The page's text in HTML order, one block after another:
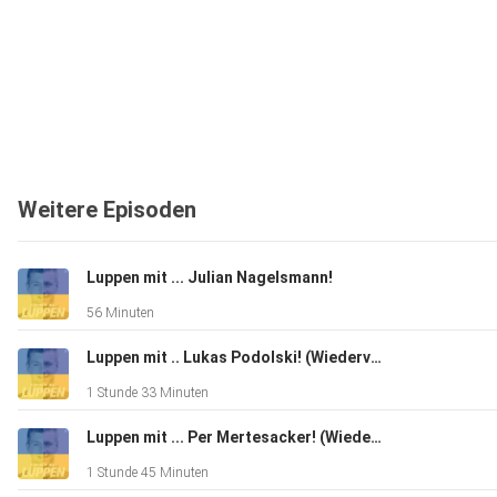
Weitere Episoden
Luppen mit ... Julian Nagelsmann!
56 Minuten
Luppen mit .. Lukas Podolski! (Wiederveröffentlichung)
1 Stunde 33 Minuten
Luppen mit ... Per Mertesacker! (Wiederveröffentlichung)
1 Stunde 45 Minuten